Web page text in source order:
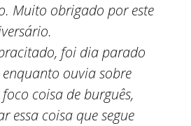
Muito obrigado por este
foi dia parado
ouvia sobre
coisa de burguês,
essa coisa que segue